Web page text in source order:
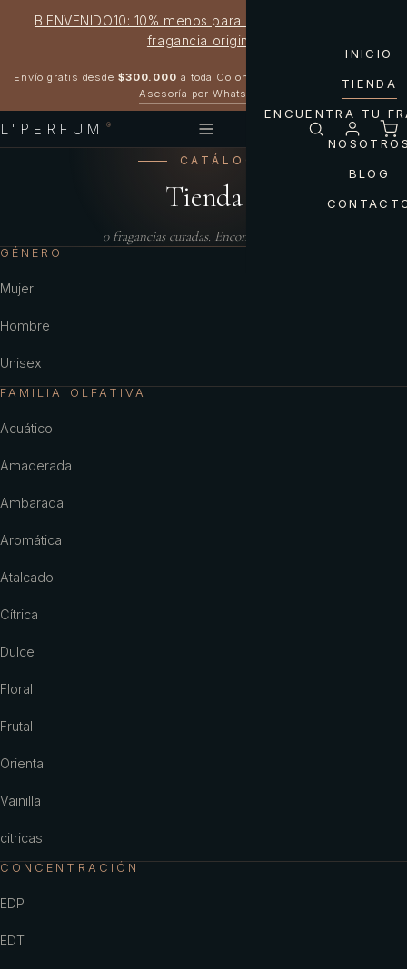
BIENVENIDO10: 10% menos para estrenar tu próxima
fragancia original
Envío gratis desde $300.000 a toda Colombia
Asesoría por WhatsApp
L'PERFUM ®
INICIO
TIENDA
ENCUENTRA TU
BLOG
CATÁLOGO
Tienda
0fragancias curadas. Encontrá la tuya.
GÉNERO
Mujer
Hombre
Unisex
FAMILIA OLFATIVA
Acuático
Amaderada
Ambarada
Aromática
Atalcado
Cítrica
Dulce
Floral
Frutal
Oriental
Vainilla
citricas
CONCENTRACIÓN
EDP
EDT